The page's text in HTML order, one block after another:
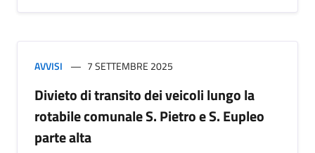
AVVISI 7 SETTEMBRE 2025
Divieto di transito dei veicoli lungo la
rotabile comunale S. Pietro e S. Eupleo
parte alta